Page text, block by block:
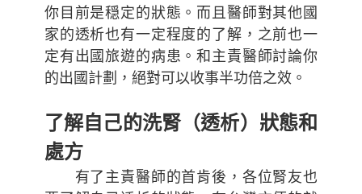
你目前是穏定的狀態。而且醫師對其他國
家的透析也有一定程度的了解，之前也一
定有出國旅遊的病患。和主責醫師討論你
的出國計劃，絕對可以收事半功倍之效。
了解自己的洗腎（透析）狀態和
處方
有了主責醫師的首肯後，各位腎友也